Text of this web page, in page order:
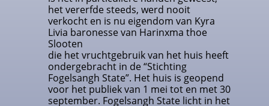
het vererfde steeds, werd nooit
verkocht en is nu eigendom van Kyra
Livia baronesse van Harinxma thoe
Slooten
die het vruchtgebruik van het huis heeft
ondergebracht in de “Stichting
Fogelsangh State”. Het huis is geopend
voor het publiek van 1 mei tot en met 30
september. Fogelsangh State licht in het